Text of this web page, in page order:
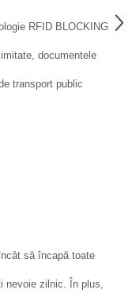
RFID BLOCKING
documentele
transport public
să încapă toate
nevoie zilnic. În plus,